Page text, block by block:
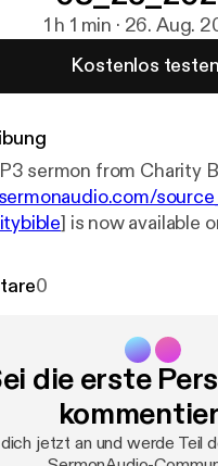
1 h 1 min · 26. Aug.
Kostenlos testen
sermon from Charity
] is now available
Broadcaster:0
die erste
jetzt an und werde Teil